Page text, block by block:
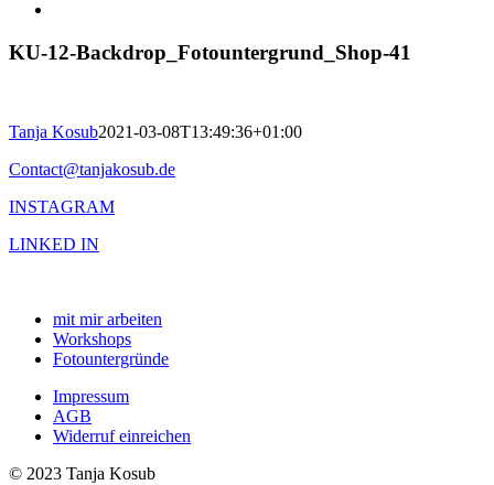
KU-12-Backdrop_Fotountergrund_Shop-41
Tanja Kosub2021-03-08T13:49:36+01:00
Contact@tanjakosub.de
INSTAGRAM
LINKED IN
mit mir arbeiten
Workshops
Fotountergründe
Impressum
AGB
Widerruf einreichen
© 2023 Tanja Kosub